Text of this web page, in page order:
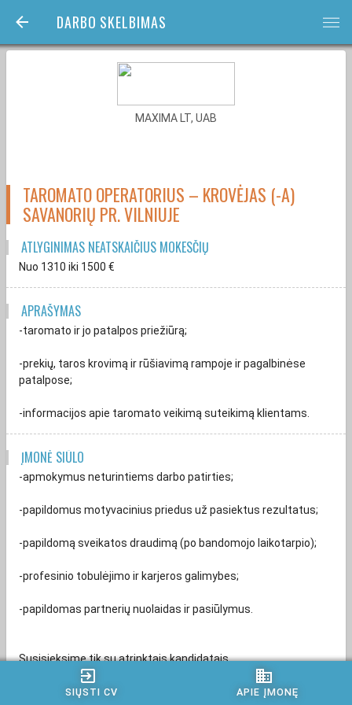
DARBO SKELBIMAS bars
exit_to_app
SIŲSTI CV
business
APIE ĮMONĘ
MAXIMA LT, UAB
TAROMATO OPERATORIUS – KROVĖJAS (-A)
SAVANORIŲ PR. VILNIUJE
ATLYGINIMAS NEATSKAIČIUS MOKESČIŲ
Nuo 1310 iki 1500 €
APRAŠYMAS
-taromato ir jo patalpos priežiūrą;
-prekių, taros krovimą ir rūšiavimą rampoje ir pagalbinėse
patalpose;
-informacijos apie taromato veikimą suteikimą klientams.
ĮMONĖ SIŪLO
-apmokymus neturintiems darbo patirties;
-papildomus motyvacinius priedus už pasiektus rezultatus;
-papildomą sveikatos draudimą (po bandomojo laikotarpio);
-profesinio tobulėjimo ir karjeros galimybes;
-papildomas partnerių nuolaidas ir pasiūlymus.
Susisieksime tik su atrinktais kandidatais.
Atsiliepdami į karjeros skelbimą ir pateikdami savo CV, Jūs